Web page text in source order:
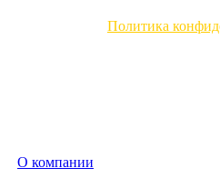
Политика
О компании